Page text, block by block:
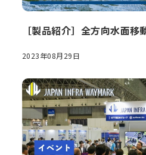
［製品紹介］全方向水面
2023年08月29日